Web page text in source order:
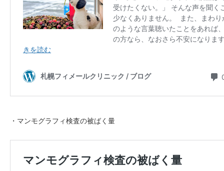
・マンモグラフィ検査の被ばく量